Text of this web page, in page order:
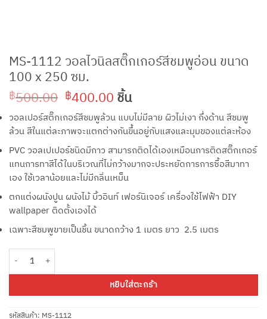
MS-1112 วอลไวนิลสติ๊กเกอร์สีชมพูอ่อน ขนาด
100 x 250 ซม.
฿500.00 Original
price
was:
฿500.00.
฿400.00Current
price
is:
฿400.00.
ชิ้น
วอลเปอร์สติ๊กเกอร์สีชมพูล้วน แบบไม่มีลาย ผิวไม่เงา กึ่งด้าน สีชมพู
ล้วน สีในแต่ละภาพจะแตกต่างกันขึ้นอยู่กับแสงและมุมของแต่ละห้อง
PVC วอลเปเปอร์ชนิดมีกาว สามารถติดได้เองเหมือนการติดสติ๊กเกอร์
แทนการทาสีได้ในบริเวณที่ไม่กว้างมากจะประหยัดการการซื้อสีมาทา
เอง ใช้เวลาน้อยและไม่มีกลิ่นเหม็น
ตกแต่งผนังปูน ผนังไม้ บิ้วอินท์ เฟอร์นิเจอร์ เครื่องใช้ไฟฟ้า DIY
wallpaper ติดตั้งเองได้
เฉพาะสีชมพูขายเป็นชิ้น ขนาดกว้าง 1 เมตร ยาว 2.5 เมตร
หยิบใส่ตะกร้า
รหัสสินค้า: MS-1112